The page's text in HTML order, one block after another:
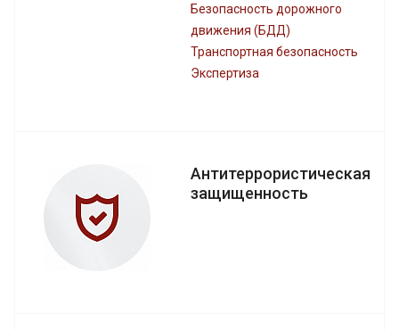
Безопасность дорожного
движения (БДД)
Транспортная безопасность
Экспертиза
Антитеррористическая
защищенность